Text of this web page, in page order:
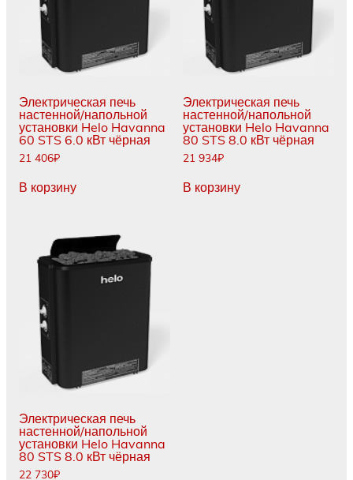
Электрическая печь
настенной/напольной
установки Helo Havanna
60 STS 6.0 кВт чёрная
21 406₽
В корзину
Электрическая печь
настенной/напольной
установки Helo Havanna
80 STS 8.0 кВт чёрная
21 934₽
В корзину
Электрическая печь
настенной/напольной
установки Helo Havanna
80 STS 8.0 кВт чёрная
22 730₽